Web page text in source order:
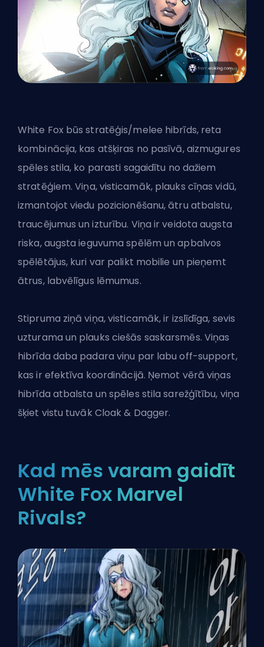
White Fox būs stratēģis/melee hibrīds, reta
kombinācija, kas atšķiras no pasīvā, aizmugures
spēles stila, ko parasti sagaidītu no dažiem
stratēģiem. Viņa, visticamāk, plauks cīņas vidū,
izmantojot viedu pozicionēšanu, ātru atbalstu,
traucējumus un izturību. Viņa ir veidota augsta
riska, augsta ieguvuma spēlēm un apbalvos
spēlētājus, kuri var palikt mobilie un pieņemt
ātrus, labvēlīgus lēmumus.
Stipruma ziņā viņa, visticamāk, ir izslīdīga, sevis
uzturama un plauks ciešās saskarsmēs. Viņas
hibrīda daba padara viņu par labu off-support,
kas ir efektīva koordinācijā. Ņemot vērā viņas
hibrīda atbalsta un spēles stila sarežģītību, viņa
šķiet vistu tuvāk Cloak & Dagger.
Kad mēs varam gaidīt
White Fox Marvel
Rivals?